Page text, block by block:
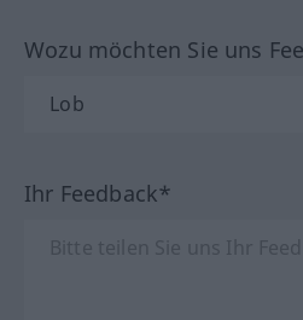
Wozu möchten Sie uns
Ihr Feedback*